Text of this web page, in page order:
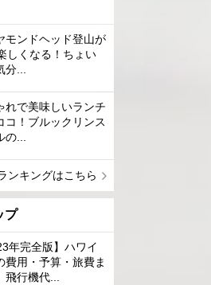
モンドヘッド登山が
しくなる！ちょい
分...
れで美味しいランチ
コ！ブルックリンス
の...
ンキングはこちら
プ
年完全版】ハワイ
費用・予算・旅費ま
飛行機代...